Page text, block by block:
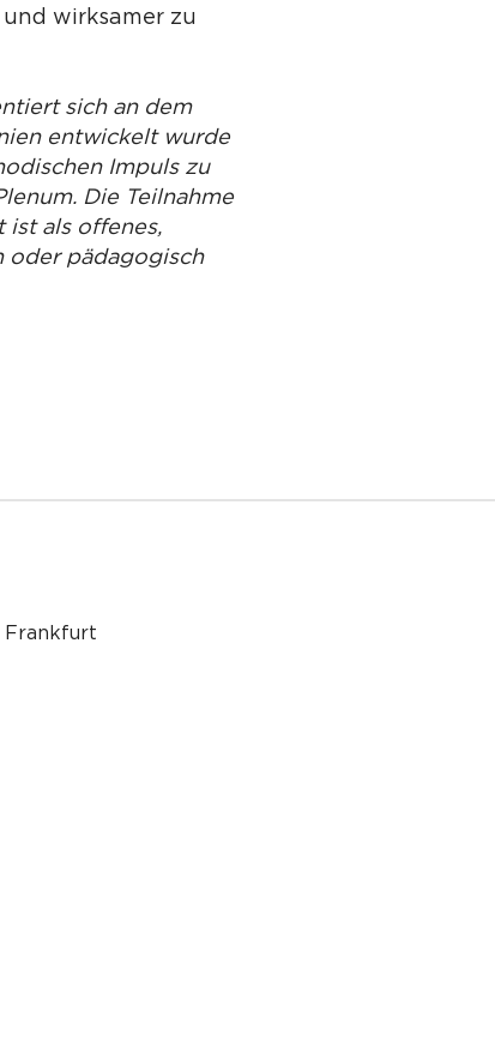
wirksamer zu
sich an dem
entwickelt wurde
Impuls zu
Die Teilnahme
ist als offenes,
oder pädagogisch